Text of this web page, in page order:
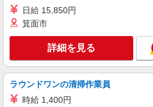
日給 15,850円
箕面市
詳細を見る
ラウンドワンの清掃作業員
時給 1,400円